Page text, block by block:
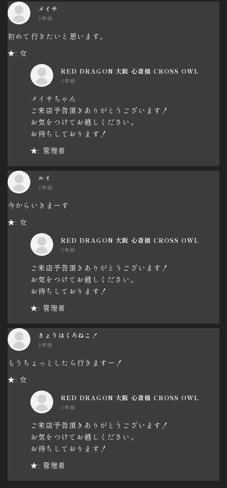
メイサ
2年前
初めて行きたいと思います。
★: 女
RED DRAGON 大阪 心斎橋 CROSS OWL
2年前
メイサちゃん
ご来店予告頂きありがとうございます！
お気をつけてお越しください。
お待ちしております！
★: 管理者
ルイ
2年前
今からいきまーす
★: 女
RED DRAGON 大阪 心斎橋 CROSS OWL
2年前
ご来店予告頂きありがとうございます！
お気をつけてお越しください。
お待ちしております！
★: 管理者
きょうはくろねこ！
2年前
もうちょっとしたら行きますー！
★: 女
RED DRAGON 大阪 心斎橋 CROSS OWL
2年前
ご来店予告頂きありがとうございます！
お気をつけてお越しください。
お待ちしております！
★: 管理者